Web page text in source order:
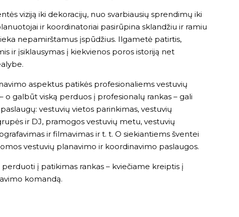
viziją iki dekoracijų, nuo svarbiausių sprendimų iki
ir koordinatoriai pasirūpina sklandžiu ir ramiu
nepamirštamus įspūdžius. Ilgametė patirtis,
ir įsiklausymas į kiekvienos poros istoriją net
aspektus patikės profesionaliems vestuvių
o galbūt viską perduos į profesionalų rankas – gali
vestuvių vietos parinkimas, vestuvių
ir DJ, pramogos vestuvių metu, vestuvių
ir filmavimas ir t. t. O siekiantiems šventei
vestuvių planavimo ir koordinavimo paslaugos.
į patikimas rankas – kviečiame kreiptis į
komandą.